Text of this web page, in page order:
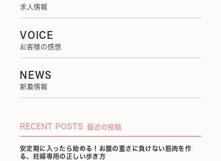
求人情報
VOICE
お客様の感想
NEWS
新着情報
RECENT POSTS 最近の投稿
安定期に入ったら始める！お腹の重さに負けない筋肉を作
る、妊婦専用の正しい歩き方